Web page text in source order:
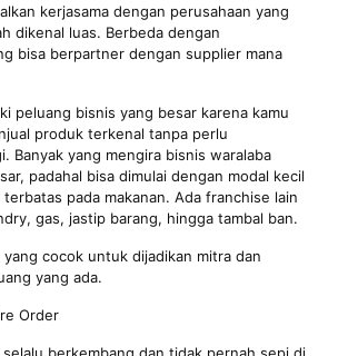
kerjasama dengan perusahaan yang
dikenal luas. Berbeda dengan
bisa berpartner dengan supplier mana
peluang bisnis yang besar karena kamu
produk terkenal tanpa perlu
Banyak yang mengira bisnis waralaba
padahal bisa dimulai dengan modal kecil
pada makanan. Ada franchise lain
gas, jastip barang, hingga tambal ban.
yang cocok untuk dijadikan mitra dan
yang ada.
Order